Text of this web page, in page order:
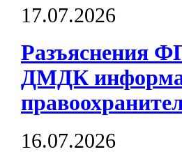
17.07.2026
Разъяснения
ДМДК
16.07.2026